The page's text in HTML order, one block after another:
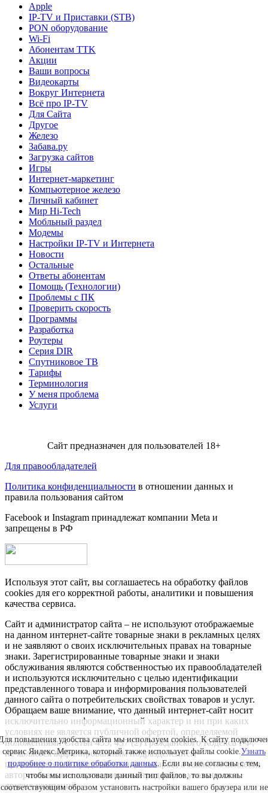
Apple
IP-TV и Приставки (STB)
PON оборудование
Wi-Fi
Абонентам TTK
Акции
Ваши вопросы
Видеокарты
Вокруг Интернета
Всё про IP-TV
Для Сайта
Другое
Железо
Забава.ру
Загрузка сайтов
Игры
Интернет-маркетинг
Компьютерное железо
Личный кабинет
Мир Hi-Tech
Мобльный раздел
Модемы
Настройки IP-TV и Интернета
Новости
Остальные
Ответы абонентам
Помощь (Технологии)
Проблемы с ПК
Проверить скорость
Программы
Разработка
Роутеры
Серия DIR
Спутниковое ТВ
Тарифы
Терминология
У меня проблема
Услуги
Сайт предназначен для пользователей 18+
Для правообладателей
Политика конфиденциальности в отношении данных и
правила пользования сайтом
Facebook и Instagram принадлежат компании Metа и
запрещены в РФ
Используя этот сайт, вы соглашаетесь на обработку файлов
cookies для его корректной работы, аналитики и повышения
качества сервиса.
Сайт и администратор сайта – не используют отображаемые
на данном интернет-сайте товарные знаки в рекламных целях
и не заявляют о своих исключительных правах на товарные
знаки. Зарегистрированные товарные знаки и знаки
обслуживания являются собственностью их правообладателей
и используются исключительно с целью идентификации
представленного товара и информирования пользователей
данного сайта о потребительских свойствах товаров и услуг.
Обращаем ваше внимание, что данный интернет-сайт носит
исключительно информационный характер и ни при каких
условиях не является публичной офертой, определяемой
положениями Статьи 435, 437 (2) Гражданского Кодекса РФ;
не является аффилированным подразделением
производителей представленных товаров, а также не является
авторизованным партнером или продавцом указанных и
других компаний.
повышения удобства сайта мы используем cookies. К сайту
сервис Яндекс.Метрика, который также использует файлы cookie.Узнать
подробнее о политике обработки данных. Если вы не согласны с тем,
чтобы мы использовали данный тип файлов, то вы должны
соответствующим образом установить настройки вашего браузера или не